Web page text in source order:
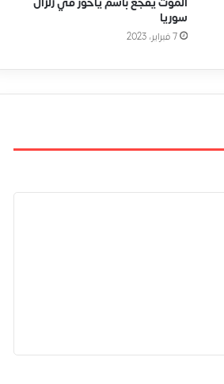
سوريا
7 فبراير، 2023